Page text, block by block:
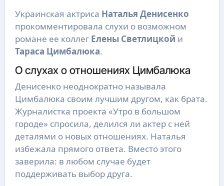
Украинская актриса Наталья Денисенко
прокомментировала слухи о возможном
романе ее коллег Елены Светлицкой и
Тараса Цимбалюка.
О слухах о отношениях Цимбалюка
Денисенко неоднократно называла
Цимбалюка своим лучшим другом, как брата.
Журналистка проекта «Утро в большом
городе» спросила, делился ли актер с ней
деталями о новых отношениях. Наталья
избежала прямого ответа. Вместо этого
заверила: в любом случае будет
поддерживать выбор друга.